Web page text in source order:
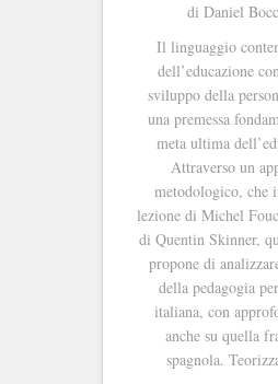
di Daniel
Il linguaggio
dell’educazione
sviluppo della
una premessa
meta ultima
Attraverso un
metodologico, che
lezione di Michel
di Quentin Skinner,
propone di
della pedagogia
italiana, con
anche su quella
spagnola.